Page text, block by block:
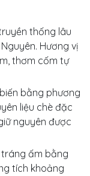
thống lâu
Hương vị
thơm cốm tự
bằng phương
liệu chè đặc
nguyên được
ấm bằng
tích khoảng